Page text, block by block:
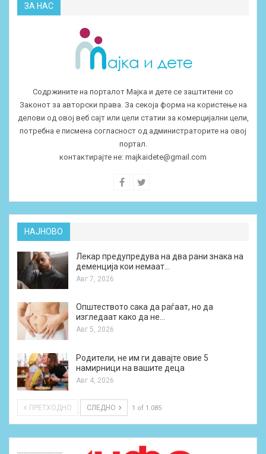
ЗА НАС
Содржините на порталот Мајка и дете се заштитени со
Законот за авторски права. За секоја форма на користење на
делови од овој веб сајт или цели статии за комерцијални цели,
потребна е писмена согласност од администраторите на овој
портал.
контактирајте не: majkaidete@gmail.com
НАЈНОВО
Лекар предупредува на два рани знака на
деменција кои немаат…
Авг 7, 2026
Општеството сака да раѓаат, но да
изгледаат како да не…
Авг 5, 2026
Родители, не им ги давајте овие 5
намирници на вашите деца
Авг 4, 2026
ПРЕТХОДНО СЛЕДНО 1 of 1.085